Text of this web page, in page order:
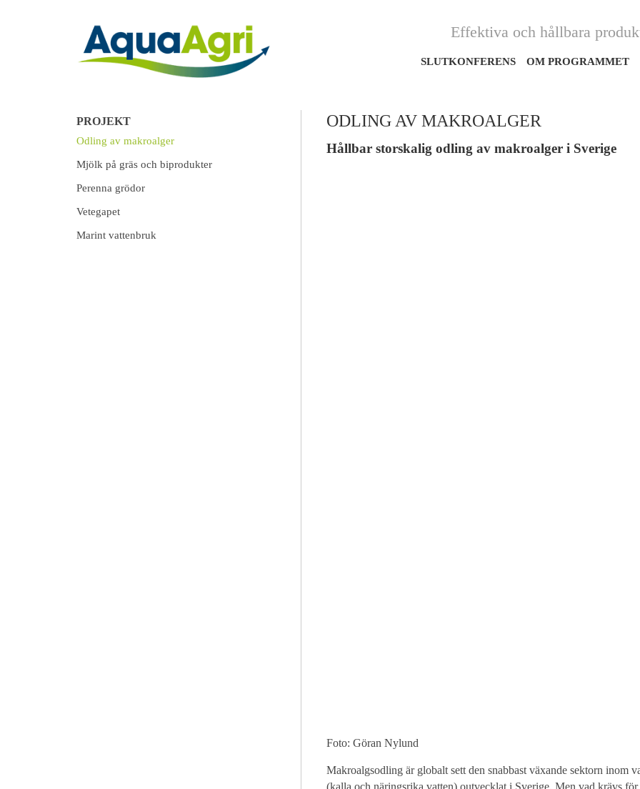
Effektiva och hållbara
SLUTKONFERENS OM PROGRAMMET
ODLING AV MAKROALGER
Hållbar storskalig odling av makroalger i Sverige
Foto: Göran Nylund
Makroalgsodling är globalt sett den snabbast växande sektorn inom
(kalla och näringsrika vatten) outvecklat i Sverige. Men vad krävs
PROJEKT
Odling av makroalger
Mjölk på gräs och biprodukter
Perenna grödor
Vetegapet
Marint vattenbruk